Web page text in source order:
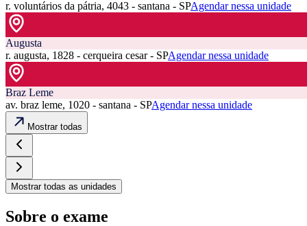
r. voluntários da pátria, 4043 - santana - SPAgendar nessa unidade
Augusta
r. augusta, 1828 - cerqueira cesar - SPAgendar nessa unidade
Braz Leme
av. braz leme, 1020 - santana - SPAgendar nessa unidade
Mostrar todas
Mostrar todas as unidades
Sobre o exame